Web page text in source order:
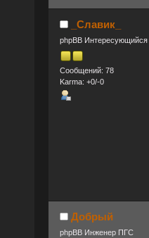
_Славик_
phpBB Интересующийся
Сообщений: 78
Karma: +0/-0
Добрый
phpBB Инженер ПГС